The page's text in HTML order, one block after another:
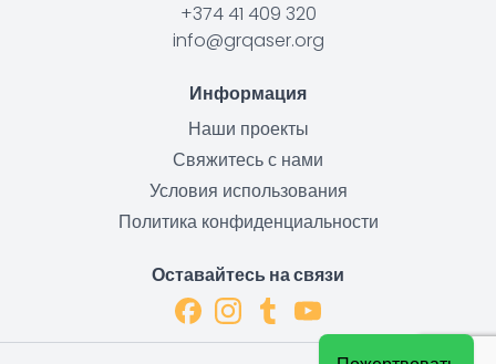
+374 41 409 320
info@grqaser.org
Информация
Наши проекты
Свяжитесь с нами
Условия использования
Политика конфиденциальности
Оставайтесь на связи